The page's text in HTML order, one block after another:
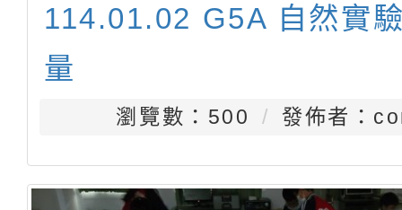
114.01.02 G5A 自然實
量
瀏覽數：500 發佈者：